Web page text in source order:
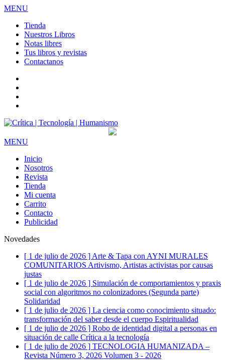
MENU
Tienda
Nuestros Libros
Notas libres
Tus libros y revistas
Contactanos
MENU
Inicio
Nosotros
Revista
Tienda
Mi cuenta
Carrito
Contacto
Publicidad
Novedades
[ 1 de julio de 2026 ] Arte & Tapa con AYNI MURALES
COMUNITARIOS Artivismo, Artistas activistas por causas
justas
[ 1 de julio de 2026 ] Simulación de comportamientos y praxis
social con algoritmos no colonizadores (Segunda parte)
Solidaridad
[ 1 de julio de 2026 ] La ciencia como conocimiento situado:
transformación del saber desde el cuerpo Espiritualidad
[ 1 de julio de 2026 ] Robo de identidad digital a personas en
situación de calle Crítica a la tecnología
[ 1 de julio de 2026 ] TECNOLOGIA HUMANIZADA –
Revista Número 3, 2026 Volumen 3 - 2026